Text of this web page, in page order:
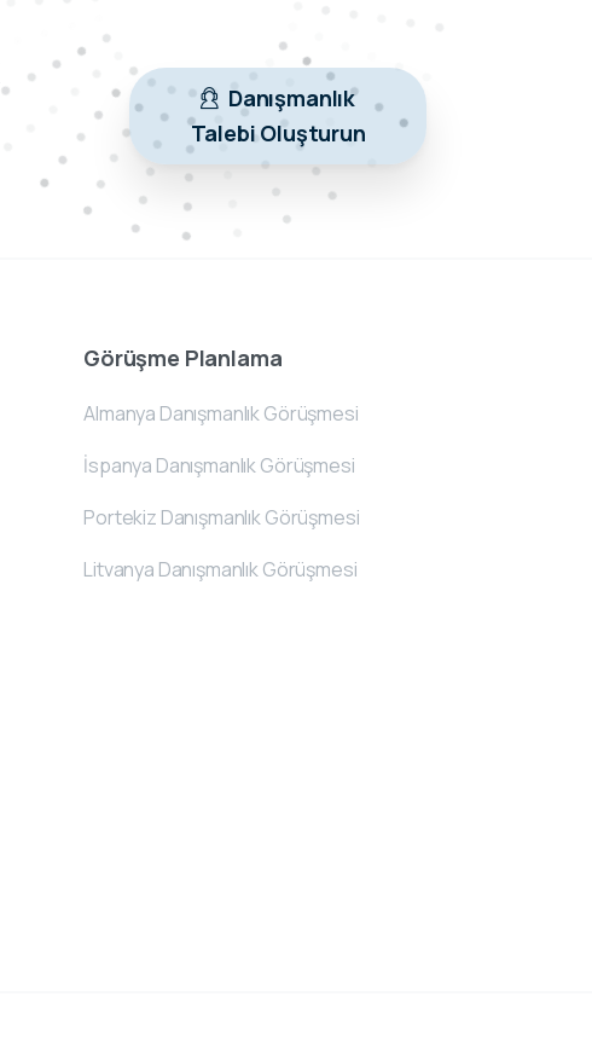
Danışmanlık
Talebi Oluşturun
Görüşme Planlama
Almanya Danışmanlık Görüşmesi
İspanya Danışmanlık Görüşmesi
Portekiz Danışmanlık Görüşmesi
Litvanya Danışmanlık Görüşmesi